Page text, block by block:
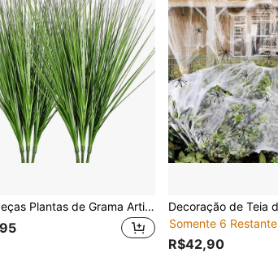
12/24 Peças Plantas de Grama Artificial, Tufos de Grama de Trigo Falsa, Plantas Altas de Grama Artificial Falsa para Decoração Externa, Decoração Interna de Casa Plantas Verdes Artificiais (Verde com Caudas Vermelhas)
Somente 6 Restante
R$42,90